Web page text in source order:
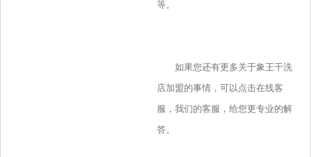
等。
如果您还有更多关于象王干洗
店加盟的事情，可以点击在线客
服，我们的客服，给您更专业的解
答。